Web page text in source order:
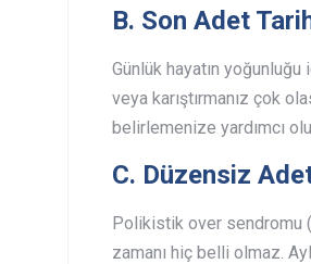
B. Son Adet
Günlük hayatın
veya karıştırmanız çok
belirlemenize yardımcı
C. Düzensiz
Polikistik over sendromu
zamanı hiç belli olmaz.